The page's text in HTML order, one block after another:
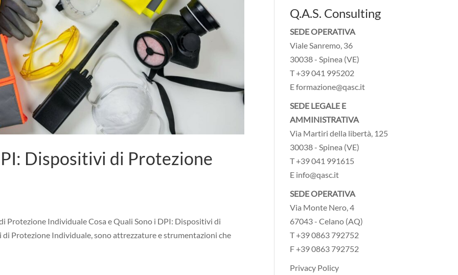
Dispositivi di Protezione
Protezione Individuale Cosa e Quali Sono i DPI: Dispositivi di
Protezione Individuale, sono attrezzature e strumentazioni che
Q.A.S. Consulting
SEDE OPERATIVA
Viale Sanremo, 36
30038 - Spinea (VE)
T +39 041 995202
E formazione@qasc.it
SEDE LEGALE E
AMMINISTRATIVA
Via Martiri della libertà, 125
30038 - Spinea (VE)
T +39 041 991615
E info@qasc.it
SEDE OPERATIVA
Via Monte Nero, 4
67043 - Celano (AQ)
T +39 0863 792752
F +39 0863 792752
Privacy Policy